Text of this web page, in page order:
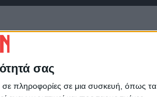
σας
σε πληροφορίες σε μια συσκευή, όπως τα